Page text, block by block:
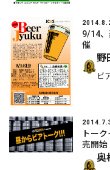
9/14、
催
野
ビ
トー
売開始
奥